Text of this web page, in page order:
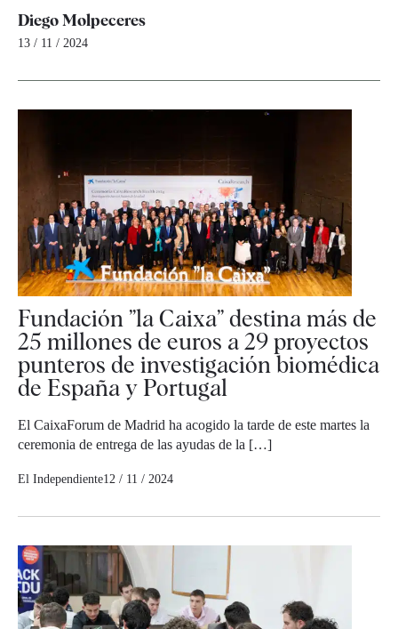
Diego Molpeceres
13 / 11 / 2024
Fundación ”la Caixa” destina más de
25 millones de euros a 29 proyectos
punteros de investigación biomédica
de España y Portugal
El CaixaForum de Madrid ha acogido la tarde de este martes la
ceremonia de entrega de las ayudas de la […]
El Independiente12 / 11 / 2024